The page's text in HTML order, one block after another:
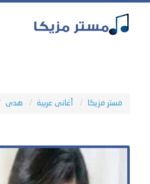
مستر مزيكا أغانى عربية هدى